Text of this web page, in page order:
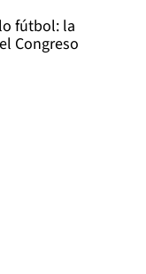
fútbol: la
Congreso